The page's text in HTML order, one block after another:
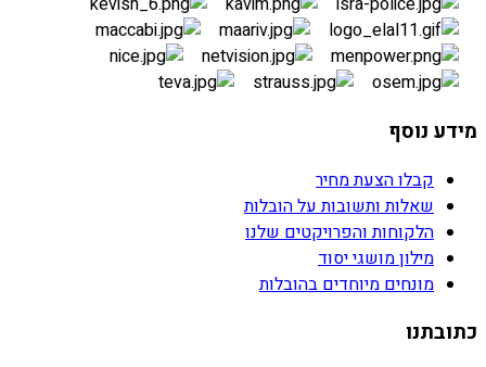
מידע נוסף
קבלו הצעת מחיר
שאלות ותשובות על הובלות
הלקוחות והפרויקטים שלנו
מילון מושגי יסוד
מונחים מיוחדים בהובלות
כתובתנו